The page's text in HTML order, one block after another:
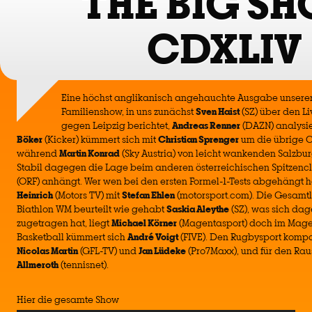
CDXLIV
Eine höchst anglikanisch angehauchte Ausgabe
Familienshow, in uns zunächstSven Haist(SZ) über den
gegen Leipzig berichtet, Andreas Renner(DAZN)
Böker(Kicker) kümmert sich mitChristian Sprengerum die übrige
währendMartin Konrad(Sky Austria) von leicht wankenden
Stabil dagegen die Lage beim anderen österreichischen
(ORF) anhängt. Wer wen bei den ersten Formel-1-Tests abgehängt
Heinrich(Motors TV) mitStefan Ehlen(motorsport.com). Die
Biathlon WM beurteilt wie gehabtSaskia Aleythe(SZ), was sich
zugetragen hat, liegtMichael Körner(Magentasport) doch im
Basketball kümmert sichAndré Voigt(FIVE). Den Rugbysport
Nicolas Martin(GFL-TV) undJan Lüdeke(Pro7Maxx), und für den
Allmeroth(tennisnet).
Hier die gesamte Show